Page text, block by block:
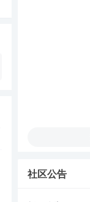
社区公告